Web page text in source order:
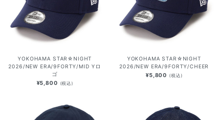
YOKOHAMA STAR☆NIGHT
2026/NEW ERA/9FORTY/MID Yロ
ゴ
¥5,800 (税込)
YOKOHAMA STAR☆NIGHT
2026/NEW ERA/9FORTY/CHEER
¥5,800 (税込)